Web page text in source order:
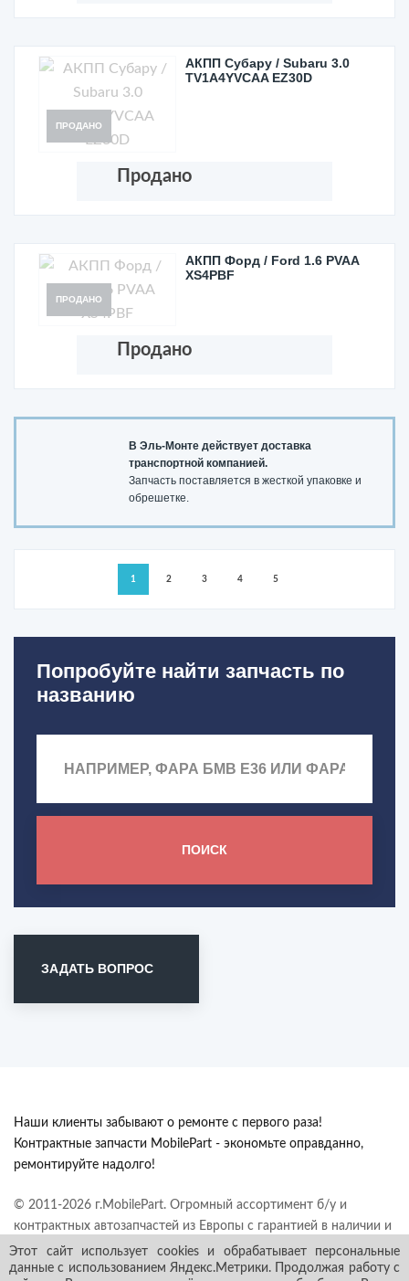
ПРОДАНО
АКПП Субару / Subaru 3.0
TV1A4YVCAA EZ30D
Продано
ПРОДАНО
АКПП Форд / Ford 1.6 PVAA
XS4PBF
Продано
В Эль-Монте действует доставка
транспортной компанией.
Запчасть поставляется в жесткой упаковке и
обрешетке.
1 2 3 4 5
Попробуйте найти запчасть по
названию
ПОИСК
ЗАДАТЬ ВОПРОС
Наши клиенты забывают о ремонте с первого раза!
Контрактные запчасти MobilePart - экономьте оправданно,
ремонтируйте надолго!
© 2011-2026 г.MobilePart. Огромный ассортимент б/у и
контрактных автозапчастей из Европы с гарантией в наличии и
под заказ. Все права защищены.
Этот сайт использует cookies и обрабатывает персональные
данные с использованием Яндекс.Метрики. Продолжая работу с